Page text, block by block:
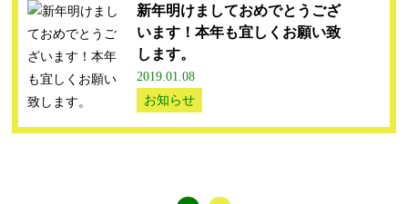
新年明けましておめでとうござ
います！本年も宜しくお願い致
します。
2019.01.08
お知らせ